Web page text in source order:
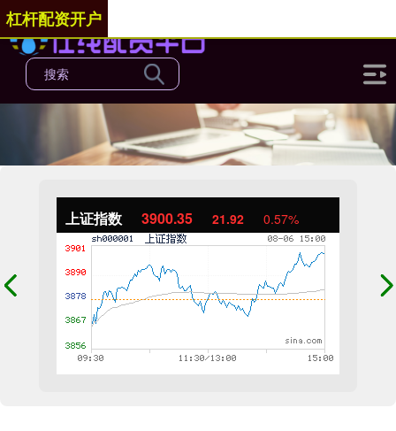
上证指数 3900.35 21.92 0.57%
杠杆配资开户